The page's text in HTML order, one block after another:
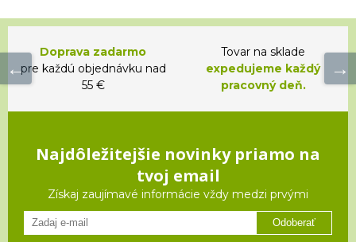
Doprava zadarmo
pre každú objednávku nad
55 €
Tovar na sklade
expedujeme každý
pracovný deň.
Najdôležitejšie novinky priamo na
tvoj email
Získaj zaujímavé informácie vždy medzi prvými
Odoberať